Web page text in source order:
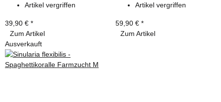
Artikel vergriffen
39,90 € *
Zum Artikel
Artikel vergriffen
59,90 € *
Zum Artikel
Ausverkauft